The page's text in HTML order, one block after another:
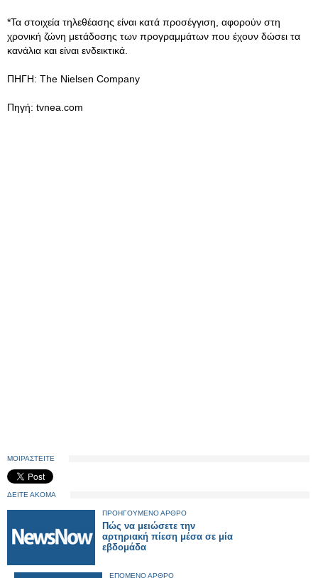
*Τα στοιχεία τηλεθέασης είναι κατά προσέγγιση, αφορούν στη
χρονική ζώνη μετάδοσης των προγραμμάτων που έχουν δώσει τα
κανάλια και είναι ενδεικτικά.
ΠΗΓΗ: The Nielsen Company
Πηγή: tvnea.com
ΜΟΙΡΑΣΤΕΙΤΕ
ΔΕΙΤΕ ΑΚΟΜΑ
ΠΡΟΗΓΟΥΜΕΝΟ ΑΡΘΡΟ
Πώς να μειώσετε την
αρτηριακή πίεση μέσα σε μία
εβδομάδα
ΕΠΟΜΕΝΟ ΑΡΘΡΟ